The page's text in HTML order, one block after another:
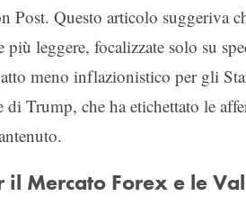
Post. Questo articolo suggeriva
leggere, focalizzate solo su
meno inflazionistico per gli
di Trump, che ha etichettato le
Mercato Forex e le